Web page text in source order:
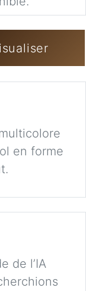
en forme
de l’IA